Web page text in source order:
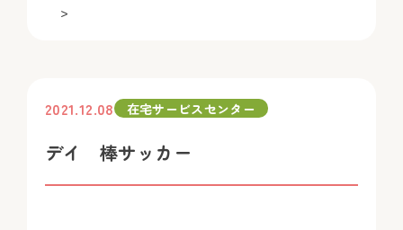
>
2021.12.08 在宅サービスセンター
デイ 棒サッカー